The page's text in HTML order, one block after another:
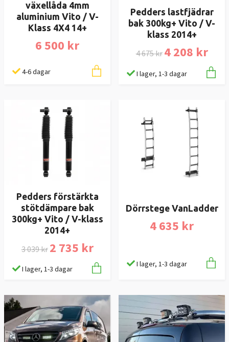
växellåda 4mm
aluminium Vito / V-
Klass 4X4 14+
6 500 kr
4-6 dagar
Pedders lastfjädrar
bak 300kg+ Vito / V-
klass 2014+
4 675 kr 4 208 kr
I lager, 1-3 dagar
Pedders förstärkta
stötdämpare bak
300kg+ Vito / V-klass
2014+
3 039 kr 2 735 kr
I lager, 1-3 dagar
Dörrstege VanLadder
4 635 kr
I lager, 1-3 dagar